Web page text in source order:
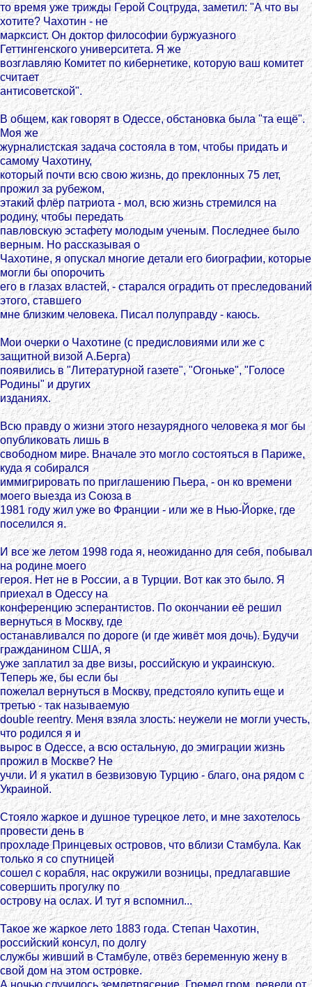
то время уже трижды Герой Соцтруда, заметил: "А что вы
хотите? Чахотин - не
марксист. Он доктор философии буржуазного
Геттингенского университета. Я же
возглавляю Комитет по кибернетике, которую ваш комитет
считает
антисоветской".
В общем, как говорят в Одессе, обстановка была "та ещё".
Моя же
журналистская задача состояла в том, чтобы придать и
самому Чахотину,
который почти всю свою жизнь, до преклонных 75 лет,
прожил за рубежом,
этакий флёр патриота - мол, всю жизнь стремился на
родину, чтобы передать
павловскую эстафету молодым ученым. Последнее было
верным. Но рассказывая о
Чахотине, я опускал многие детали его биографии, которые
могли бы опорочить
его в глазах властей, - старался оградить от преследований
этого, ставшего
мне близким человека. Писал полуправду - каюсь.
Мои очерки о Чахотине (с предисловиями или же с
защитной визой А.Берга)
появились в "Литературной газете", "Огоньке", "Голосе
Родины" и других
изданиях.
Всю правду о жизни этого незаурядного человека я мог бы
опубликовать лишь в
свободном мире. Вначале это могло состояться в Париже,
куда я собирался
иммигрировать по приглашению Пьера, - он ко времени
моего выезда из Союза в
1981 году жил уже во Франции - или же в Нью-Йорке, где
поселился я.
И все же летом 1998 года я, неожиданно для себя, побывал
на родине моего
героя. Нет не в России, а в Турции. Вот как это было. Я
приехал в Одессу на
конференцию эсперантистов. По окончании её решил
вернуться в Москву, где
останавливался по дороге (и где живёт моя дочь). Будучи
гражданином США, я
уже заплатил за две визы, российскую и украинскую.
Теперь же, бы если бы
пожелал вернуться в Москву, предстояло купить еще и
третью - так называемую
double reentry. Меня взяла злость: неужели не могли учесть,
что родился я и
вырос в Одессе, а всю остальную, до эмиграции жизнь
прожил в Москве? Не
учли. И я укатил в безвизовую Турцию - благо, она рядом с
Украиной.
Стояло жаркое и душное турецкое лето, и мне захотелось
провести день в
прохладе Принцевых островов, что вблизи Стамбула. Как
только я со спутницей
сошел с корабля, нас окружили возницы, предлагавшие
совершить прогулку по
острову на ослах. И тут я вспомнил...
Такое же жаркое лето 1883 года. Степан Чахотин,
российский консул, по долгу
службы живший в Стамбуле, отвёз беременную жену в
свой дом на этом островке.
А ночью случилось землетрясение. Гремел гром, ревели от